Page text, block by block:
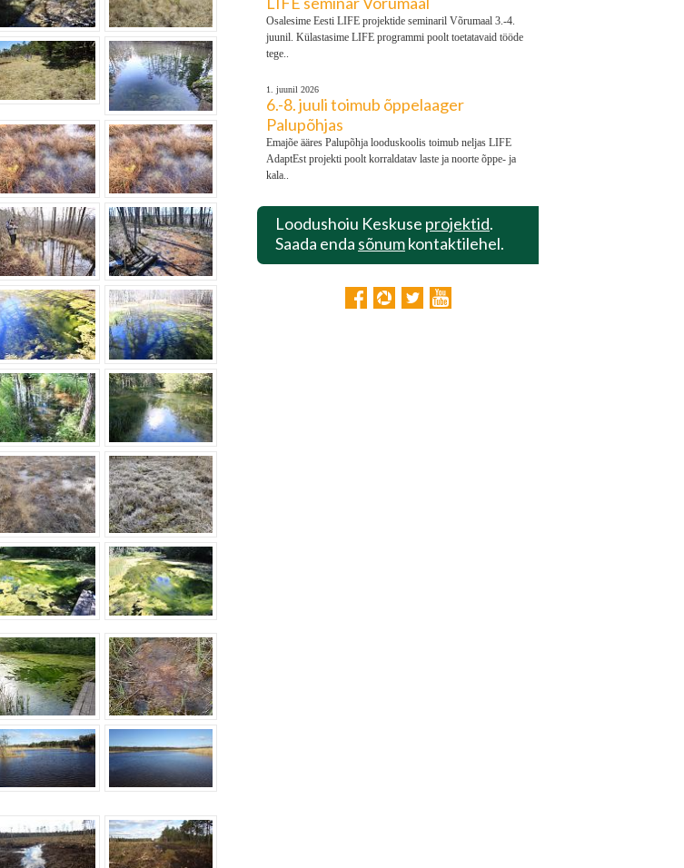
Osalesime Eesti LIFE projektide seminaril Võrumaal 3.-4.
juunil. Külastasime LIFE programmi poolt toetatavaid tööde
tege..
1. juunil 2026
6.-8. juuli toimub õppelaager
Palupõhjas
Emajõe ääres Palupõhja looduskoolis toimub neljas LIFE
AdaptEst projekti poolt korraldatav laste ja noorte õppe- ja
kala..
Loodushoiu Keskuse projektid.
Saada enda sõnumkontaktilehel.